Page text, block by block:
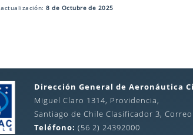
actualización:8 de Octubre de 2025
Dirección General de Aeronáutica
Miguel Claro 1314, Providencia,
Santiago de Chile Clasificador 3,
Teléfono: (56 2) 24392000